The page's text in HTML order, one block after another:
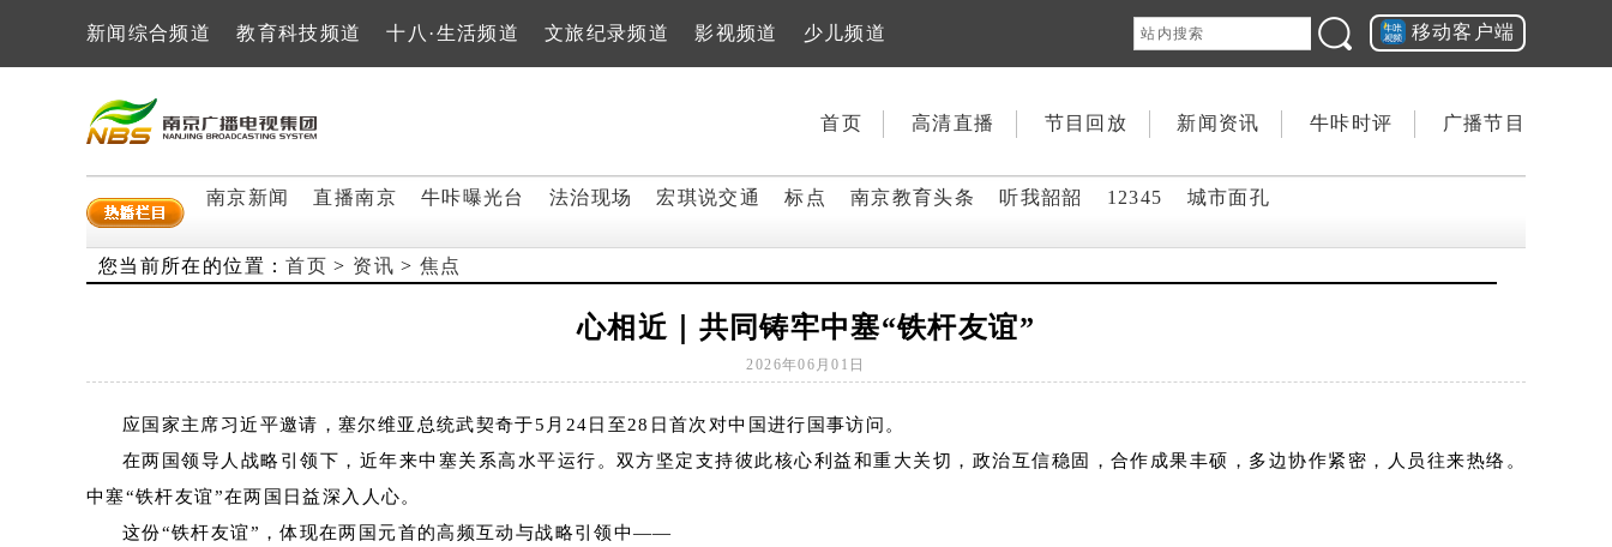
新闻综合频道 教育科技频道 十八·生活频道 文旅纪录频道 影视频道 少儿频道 移动客户端
首页 高清直播 节目回放 新闻资讯 牛咔时评 广播节目
南京新闻 直播南京 牛咔曝光台 法治现场 宏琪说交通 标点 南京教育头条 听我韶韶 12345 城市面孔
您当前所在的位置：首页 > 资讯 >焦点
心相近｜共同铸牢中塞“铁杆友谊”
2026年06月01日
应国家主席习近平邀请，塞尔维亚总统武契奇于5月24日至28日首次对中国进行国事访问。
在两国领导人战略引领下，近年来中塞关系高水平运行。双方坚定支持彼此核心利益和重大关切，政治互信稳固，合作成果丰硕，多边协作紧密，人员往来热络。
中塞“铁杆友谊”在两国日益深入人心。
这份“铁杆友谊”，体现在两国元首的高频互动与战略引领中——